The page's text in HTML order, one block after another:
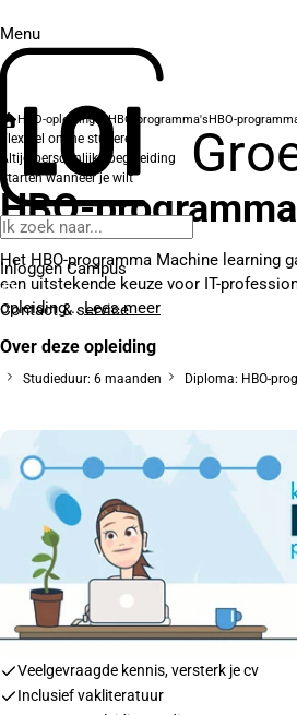
Menu
Inloggen Campus
Contact& service
HBO-opleidingenHBO-programma'sHBO-
Flexibel online studeren
Altijd persoonlijke begeleiding
Starten wanneer je wilt
HBO-
Het HBO-programma Machine learning
een uitstekende keuze voor IT-
opleiding...Lees meer
Over deze opleiding
Studieduur: 6 maanden Diploma: HBO-
Veelgevraagde kennis, versterk je cv
Inclusief vakliteratuur